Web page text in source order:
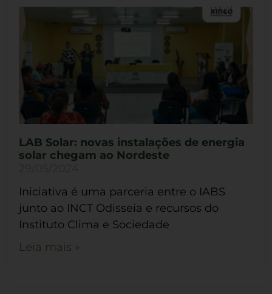
LAB Solar: novas instalações de energia
solar chegam ao Nordeste
Iniciativa é uma parceria entre o IABS
junto ao INCT Odisseia e recursos do
Instituto Clima e Sociedade
Leia mais »